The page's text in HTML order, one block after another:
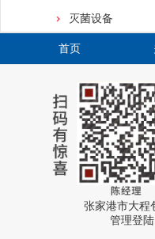
灭菌设备
首页
张家港市大程
管理登陆